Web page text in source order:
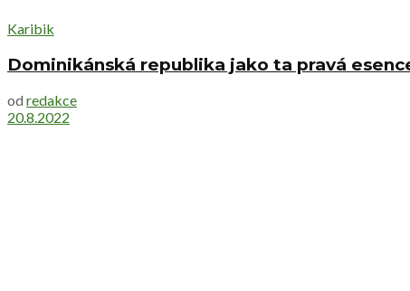
Karibik
Dominikánská republika jako ta pravá
od redakce
20.8.2022